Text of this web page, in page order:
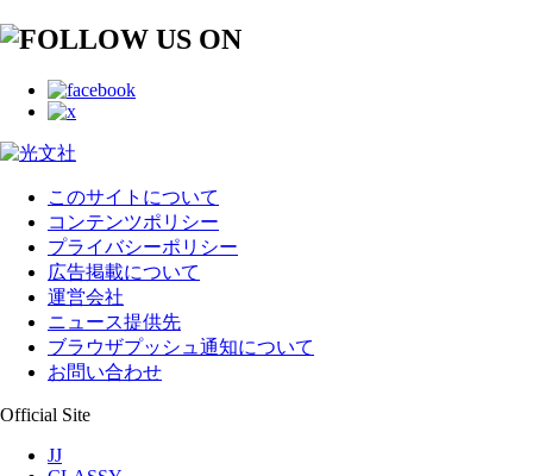
このサイトについて
コンテンツポリシー
プライバシーポリシー
広告掲載について
運営会社
ニュース提供先
ブラウザプッシュ通知について
お問い合わせ
Official Site
JJ